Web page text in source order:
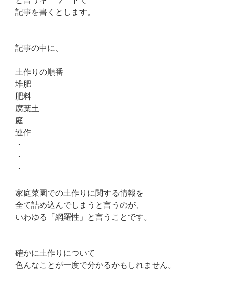
記事を書くとします。
記事の中に、
土作りの順番
堆肥
肥料
腐葉土
庭
連作
・
・
・
家庭菜園での土作りに関する情報を
全て詰め込んでしまうと言うのが、
いわゆる「網羅性」と言うことです。
確かに土作りについて
色んなことが一度で分かるかもしれません。